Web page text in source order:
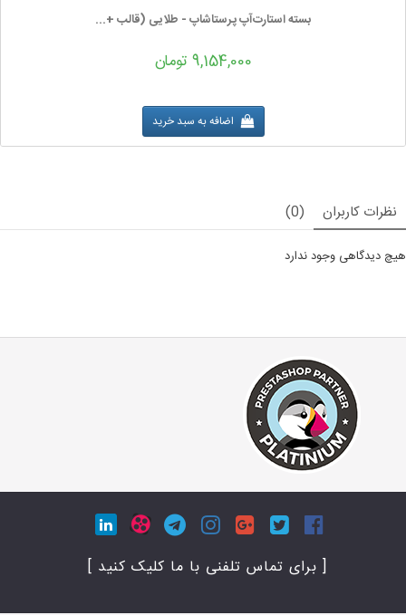
بسته استارت‌آپ پرستاشاپ - طلایی (قالب +...
9,154,000 تومان
اضافه به سبد خرید
نظرات کاربران (0)
هیچ دیدگاهی وجود ندارد
[ برای تماس تلفنی با ما کلیک کنید ]